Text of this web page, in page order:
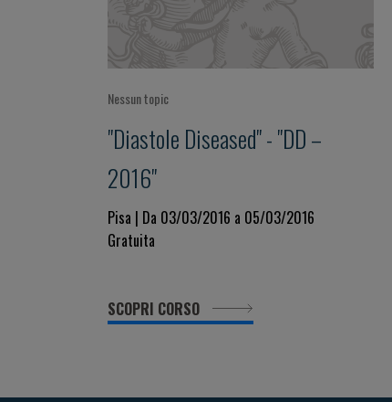
Nessun topic
"Diastole Diseased" - "DD –
2016"
Pisa | Da 03/03/2016 a 05/03/2016
Gratuita
SCOPRI CORSO